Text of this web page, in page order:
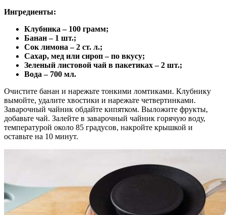
Ингредиенты:
Клубника – 100 грамм;
Банан – 1 шт.;
Сок лимона – 2 ст. л.;
Сахар, мед или сироп – по вкусу;
Зеленый листовой чай в пакетиках – 2 шт.;
Вода – 700 мл.
Очистите банан и нарежьте тонкими ломтиками. Клубнику
вымойте, удалите хвостики и нарежьте четвертинками.
Заварочный чайник обдайте кипятком. Выложите фрукты,
добавьте чай. Залейте в заварочный чайник горячую воду,
температурой около 85 градусов, накройте крышкой и
оставьте на 10 минут.